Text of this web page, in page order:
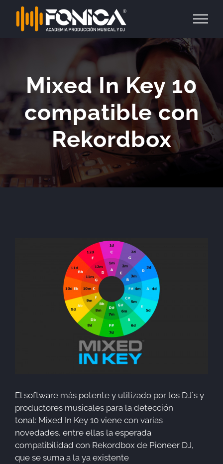
Saltar
contenido
Mixed In Key 10
compatible con
Rekordbox
El software más potente y utilizado por los DJ´s y
productores musicales para la detección
tonal: Mixed In Key 10 viene con varias
novedades, entre ellas la esperada
compatibilidad con Rekordbox de Pioneer DJ,
que se suma a la ya existente